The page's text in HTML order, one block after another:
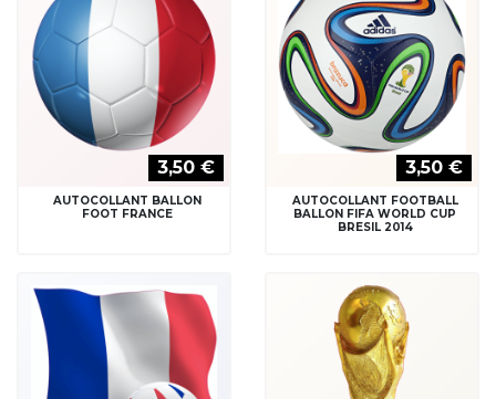
3,50 €
AUTOCOLLANT BALLON
FOOT FRANCE
3,50 €
AUTOCOLLANT FOOTBALL
BALLON FIFA WORLD CUP
BRESIL 2014